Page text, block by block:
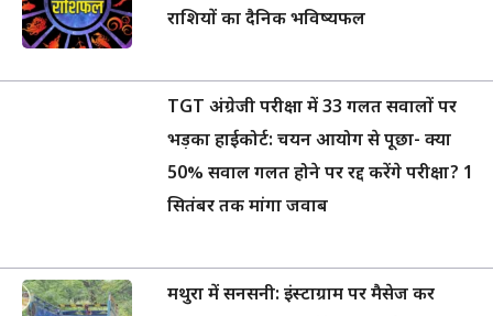
राशियों का दैनिक भविष्यफल
TGT अंग्रेजी परीक्षा में 33 गलत सवालों पर
भड़का हाईकोर्ट: चयन आयोग से पूछा- क्या
50% सवाल गलत होने पर रद्द करेंगे परीक्षा? 1
सितंबर तक मांगा जवाब
मथुरा में सनसनी: इंस्टाग्राम पर मैसेज कर